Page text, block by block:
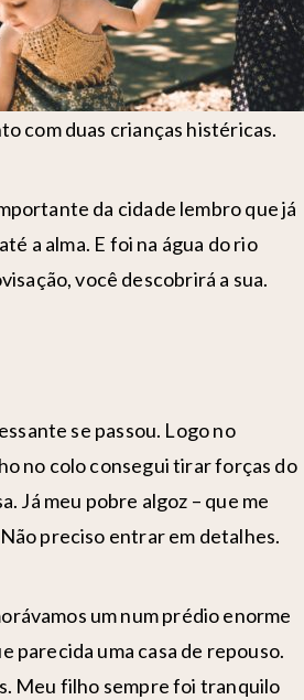
com duas crianças histéricas.
da cidade lembro que já
a alma. E foi na água do rio
você descobrirá a sua.
se passou. Logo no
no colo consegui tirar forças do
Já meu pobre algoz – que me
preciso entrar em detalhes.
um num prédio enorme
parecida uma casa de repouso.
Meu filho sempre foi tranquilo